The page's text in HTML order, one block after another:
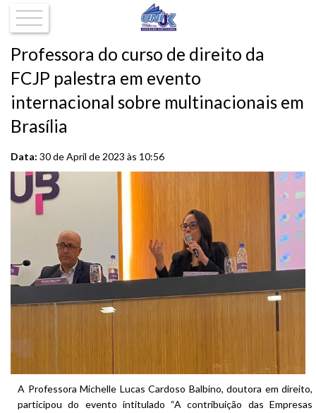
Professora do curso de direito da
FCJP palestra em evento
internacional sobre multinacionais em
Brasília
Data: 30 de April de 2023 às 10:56
A Professora Michelle Lucas Cardoso Balbino, doutora em direito,
participou do evento intitulado “A contribuição das Empresas